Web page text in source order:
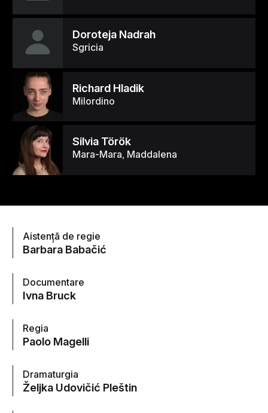
Doroteja Nadrah
Sgricia
Richard Hladik
Milordino
Silvia Török
Mara-Mara, Maddalena
Aistență de regie
Barbara Babačić
Documentare
Ivna Bruck
Regia
Paolo Magelli
Dramaturgia
Željka Udovičić Pleštin